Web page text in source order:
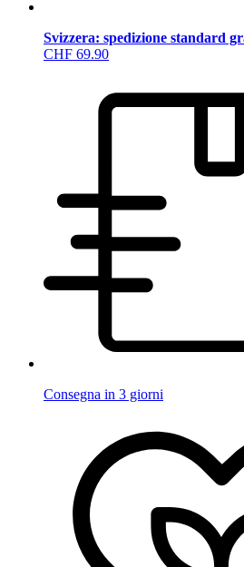
Svizzera: spedizione standard
CHF 69.90
Consegna in 3 giorni